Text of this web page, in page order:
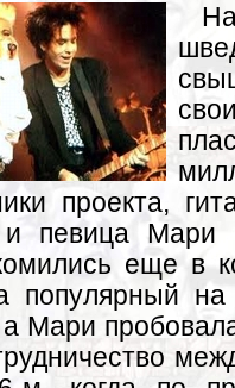
проекта,
и певица Мари
еще в
популярный
Мари